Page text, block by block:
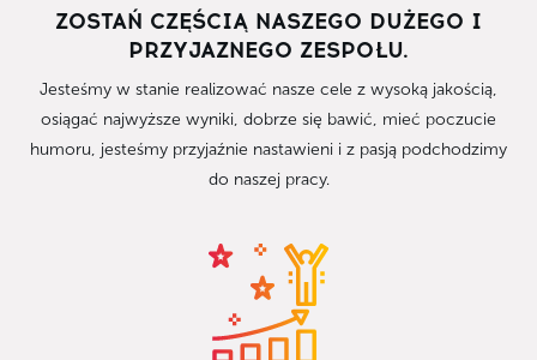
ZOSTAŃ CZĘŚCIĄ NASZEGO DUŻEGO I
PRZYJAZNEGO ZESPOŁU.
Jesteśmy w stanie realizować nasze cele z wysoką jakością,
osiągać najwyższe wyniki, dobrze się bawić, mieć poczucie
humoru, jesteśmy przyjaźnie nastawieni i z pasją podchodzimy
do naszej pracy.